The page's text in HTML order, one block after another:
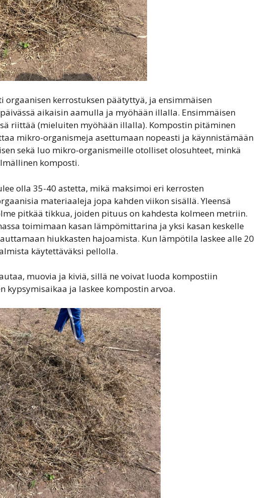
orgaanisen kerrostuksen päätyttyä, ja ensimmäisen
aikaisin aamulla ja myöhään illalla. Ensimmäisen
riittää (mieluiten myöhään illalla). Kompostin pitäminen
mikro-organismeja asettumaan nopeasti ja käynnistämään
sekä luo mikro-organismeille otolliset olosuhteet, minkä
komposti.
olla 35-40 astetta, mikä maksimoi eri kerrosten
materiaaleja jopa kahden viikon sisällä. Yleensä
pitkää tikkua, joiden pituus on kahdesta kolmeen metriin.
toimimaan kasan lämpömittarina ja yksi kasan keskelle
hiukkasten hajoamista. Kun lämpötila laskee alle 20
käytettäväksi pellolla.
muovia ja kiviä, sillä ne voivat luoda kompostiin
kypsymisaikaa ja laskee kompostin arvoa.